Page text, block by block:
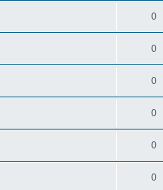
0
0
0
0
0
0